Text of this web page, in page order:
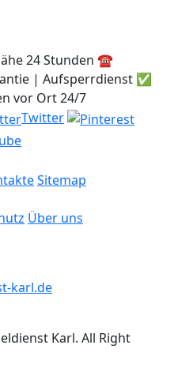
24 Stunden ☎️
| Aufsperrdienst ✅
vor Ort 24/7
Twitter
Sitemap
Über uns
karl.de
Karl. All Right